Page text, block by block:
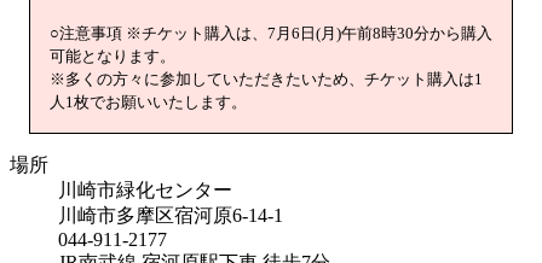
○注意事項 ※チケット購入は、7月6日(月)午前8時30分から購入
可能となります。
※多くの方々に参加していただきたいため、チケット購入は1
人1枚でお願いいたします。
場所
川崎市緑化センター
川崎市多摩区宿河原6-14-1
044-911-2177